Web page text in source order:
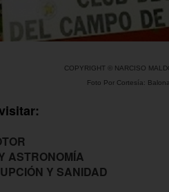
COPYRIGHT © NARCISO
Foto Por Cortesía: Balona
ASTRONOMÍA
Y SANIDAD